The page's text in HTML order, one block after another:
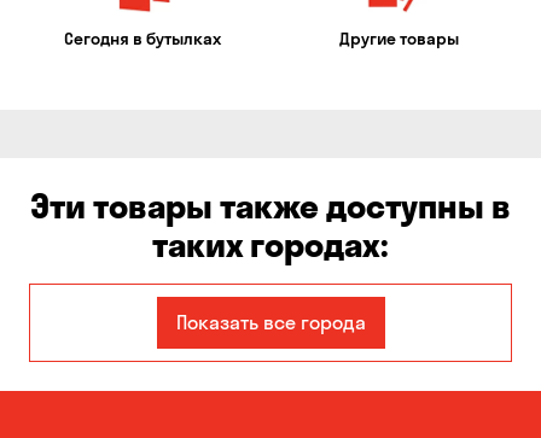
Сегодня в бутылках Другие товары
Эти товары также доступны в
таких городах:
Авангард
Бабурка Балабино
Показать все города